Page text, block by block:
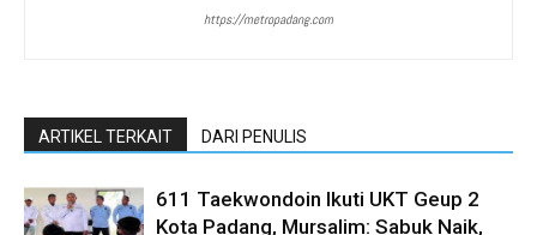
https://metropadang.com
ARTIKEL TERKAIT DARI PENULIS
611 Taekwondoin Ikuti UKT Geup 2
Kota Padang, Mursalim: Sabuk Naik,